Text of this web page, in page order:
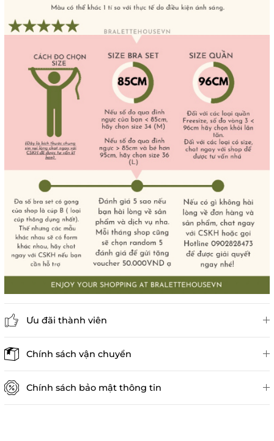
Ưu đãi thành viên
Chính sách vận chuyển
Chính sách bảo mật thông tin